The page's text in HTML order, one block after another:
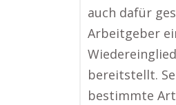
auch dafür
Arbeitgeber
bereitstellt.
bestimmte